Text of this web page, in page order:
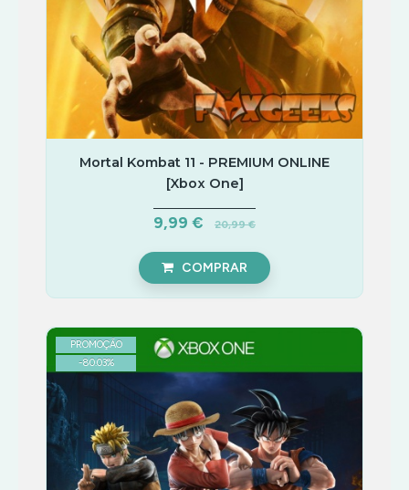
Mortal Kombat 11 - PREMIUM ONLINE
[Xbox One]
9,99 € 20,99 €
COMPRAR
PROMOÇÃO
-80.03%